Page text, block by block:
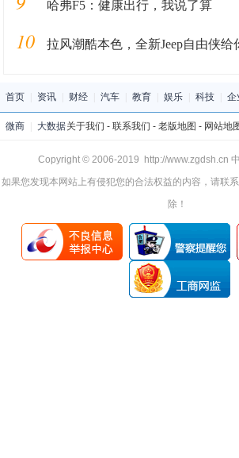
哈弗F5：健康出行，我说了算
10 拉风潮酷本色，全新Jeep自由侠给你说
首页 资讯 财经 汽车 教育 娱乐 科技 企
微商 大数据关于我们 - 联系我们 - 老版地图 - 网站地
Copyright © 2006-2019 http://www.zgdsh.cn
如果您发现本网站上有侵犯您的合法权益的内容，请联
除！